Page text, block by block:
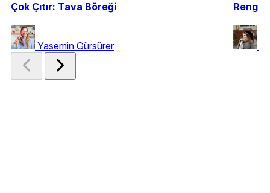
Çok Çıtır: Tava Böreği
Yasemin Gürsürer